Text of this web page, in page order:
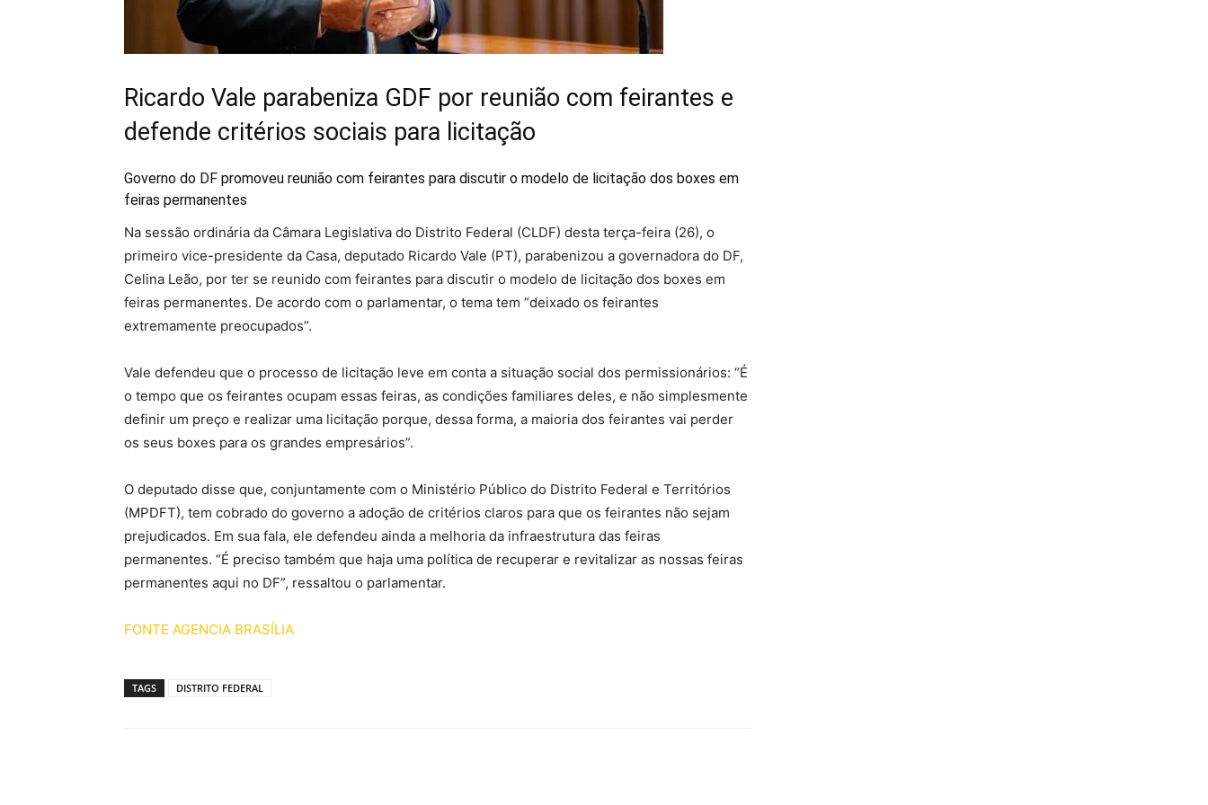
Ricardo Vale parabeniza GDF por reunião com feirantes e
defende critérios sociais para licitação
Governo do DF promoveu reunião com feirantes para discutir o modelo de licitação dos boxes em
feiras permanentes
Na sessão ordinária da Câmara Legislativa do Distrito Federal (CLDF) desta terça-feira (26), o
primeiro vice-presidente da Casa, deputado Ricardo Vale (PT), parabenizou a governadora do DF,
Celina Leão, por ter se reunido com feirantes para discutir o modelo de licitação dos boxes em
feiras permanentes. De acordo com o parlamentar, o tema tem “deixado os feirantes
extremamente preocupados”.
Vale defendeu que o processo de licitação leve em conta a situação social dos permissionários: “É
o tempo que os feirantes ocupam essas feiras, as condições familiares deles, e não simplesmente
definir um preço e realizar uma licitação porque, dessa forma, a maioria dos feirantes vai perder
os seus boxes para os grandes empresários”.
O deputado disse que, conjuntamente com o Ministério Público do Distrito Federal e Territórios
(MPDFT), tem cobrado do governo a adoção de critérios claros para que os feirantes não sejam
prejudicados. Em sua fala, ele defendeu ainda a melhoria da infraestrutura das feiras
permanentes. “É preciso também que haja uma política de recuperar e revitalizar as nossas feiras
permanentes aqui no DF”, ressaltou o parlamentar.
FONTE AGENCIA BRASÍLIA
TAGS DISTRITO FEDERAL